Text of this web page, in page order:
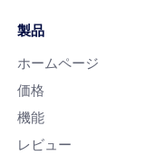
製品
ホームページ
価格
機能
レビュー